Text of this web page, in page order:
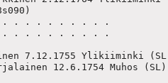
. . . . . . . . .
. . . . . . . . .
7.12.1755 Ylikiiminki
12.6.1754 Muhos